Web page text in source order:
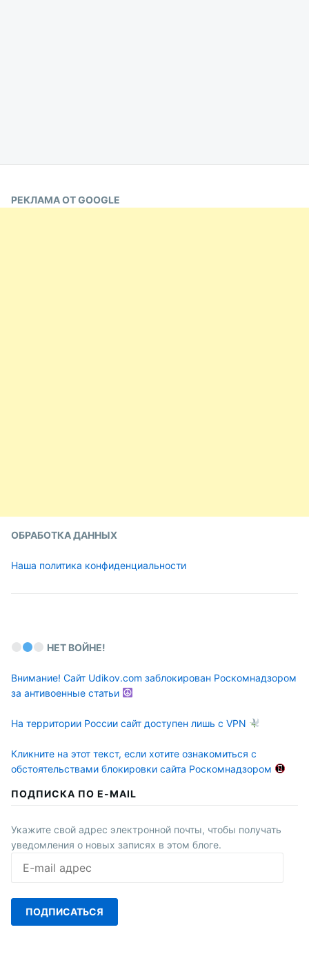
РЕКЛАМА ОТ GOOGLE
ОБРАБОТКА ДАННЫХ
Наша политика конфиденциальности
НЕТ ВОЙНЕ!
Внимание! Сайт Udikov.com заблокирован Роскомнадзором
за антивоенные статьи
На территории России сайт доступен лишь с VPN
Кликните на этот текст, если хотите ознакомиться с
обстоятельствами блокировки сайта Роскомнадзором
ПОДПИСКА ПО E-MAIL
Укажите свой адрес электронной почты, чтобы получать
уведомления о новых записях в этом блоге.
mail
ПОДПИСАТЬСЯ